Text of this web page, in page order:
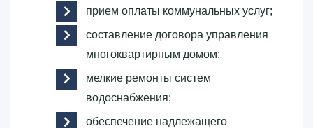
прием оплаты коммунальных услуг;
составление договора управления
многоквартирным домом;
мелкие ремонты систем
водоснабжения;
обеспечение надлежащего